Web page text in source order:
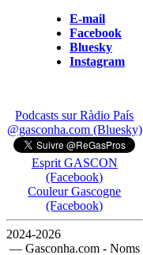
E-mail
Facebook
Bluesky
Instagram
Podcasts sur Ràdio País
@gasconha.com (Bluesky)
Esprit GASCON
(Facebook)
Couleur Gascogne
(Facebook)
2024-2026
— Gasconha.com - Noms